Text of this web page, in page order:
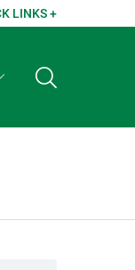
LINKS +